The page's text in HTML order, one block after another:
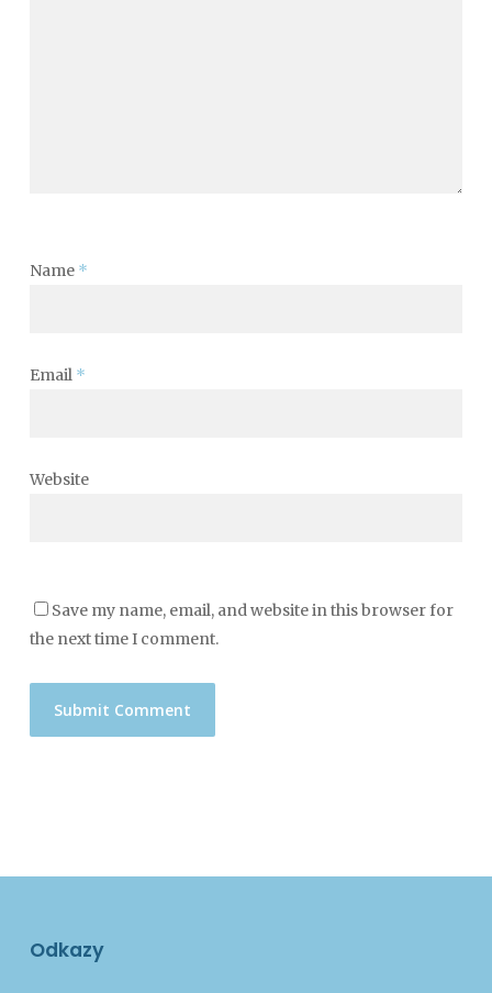
Name *
Email *
Website
Save my name, email, and website in this browser for
the next time I comment.
Odkazy